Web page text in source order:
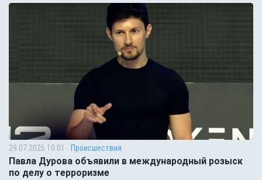
29.07.2026 10:01 Происшествия
Павла Дурова объявили в международный розыск
по делу о терроризме